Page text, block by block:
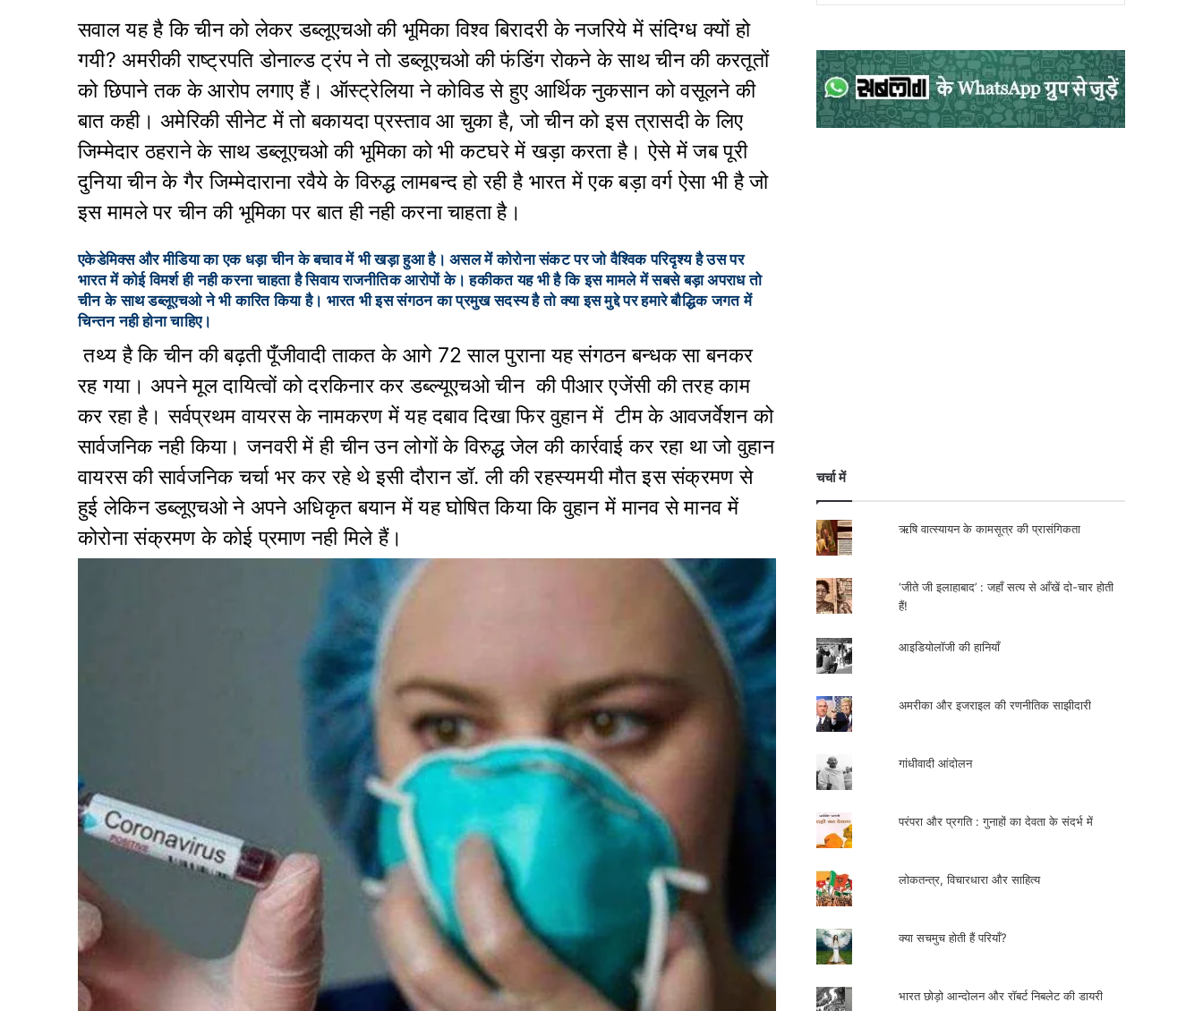
सवाल यह है कि चीन को लेकर डब्लूएचओ की भूमिका विश्व बिरादरी के नजरिये में संदिग्ध क्यों हो
गयी? अमरीकी राष्ट्रपति डोनाल्ड ट्रंप ने तो डब्लूएचओ की फंडिंग रोकने के साथ चीन की करतूतों
को छिपाने तक के आरोप लगाए हैं। ऑस्ट्रेलिया ने कोविड से हुए आर्थिक नुकसान को वसूलने की
बात कही। अमेरिकी सीनेट में तो बकायदा प्रस्ताव आ चुका है, जो चीन को इस त्रासदी के लिए
जिम्मेदार ठहराने के साथ डब्लूएचओ की भूमिका को भी कटघरे में खड़ा करता है। ऐसे में जब पूरी
दुनिया चीन के गैर जिम्मेदाराना रवैये के विरुद्ध लामबन्द हो रही है भारत में एक बड़ा वर्ग ऐसा भी है जो
इस मामले पर चीन की भूमिका पर बात ही नही करना चाहता है।
एकेडेमिक्स और मीडिया का एक धड़ा चीन के बचाव में भी खड़ा हुआ है। असल में कोरोना संकट पर जो वैश्विक परिदृश्य है उस पर
भारत में कोई विमर्श ही नही करना चाहता है सिवाय राजनीतिक आरोपों के। हकीकत यह भी है कि इस मामले में सबसे बड़ा अपराध तो
चीन के साथ डब्लूएचओ ने भी कारित किया है। भारत भी इस संगठन का प्रमुख सदस्य है तो क्या इस मुद्दे पर हमारे बौद्धिक जगत में
चिन्तन नही होना चाहिए।
तथ्य है कि चीन की बढ़ती पूँजीवादी ताकत के आगे 72 साल पुराना यह संगठन बन्धक सा बनकर
रह गया। अपने मूल दायित्वों को दरकिनार कर डब्ल्यूएचओ चीन की पीआर एजेंसी की तरह काम
कर रहा है। सर्वप्रथम वायरस के नामकरण में यह दबाव दिखा फिर वुहान में टीम के आवजर्वेशन को
सार्वजनिक नही किया। जनवरी में ही चीन उन लोगों के विरुद्ध जेल की कार्रवाई कर रहा था जो वुहान
वायरस की सार्वजनिक चर्चा भर कर रहे थे इसी दौरान डॉ. ली की रहस्यमयी मौत इस संक्रमण से
हुई लेकिन डब्लूएचओ ने अपने अधिकृत बयान में यह घोषित किया कि वुहान में मानव से मानव में
कोरोना संक्रमण के कोई प्रमाण नही मिले हैं।
चर्चा में
ऋषि वात्स्यायन के कामसूत्र की प्रासंगिकता
‘जीते जी इलाहाबाद’ : जहाँ सत्य से आँखें दो-चार होती
हैं!
आइडियोलॉजी की हानियाँ
अमरीका और इजराइल की रणनीतिक साझीदारी
गांधीवादी आंदोलन
परंपरा और प्रगति : गुनाहों का देवता के संदर्भ में
लोकतन्त्र, विचारधारा और साहित्य
क्या सचमुच होती हैं परियाँ?
भारत छोड़ो आन्दोलन और रॉबर्ट निबलेट की डायरी